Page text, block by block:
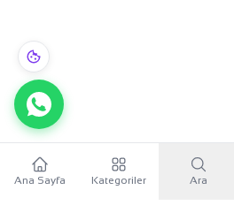
Ana Sayfa Kategoriler Ara